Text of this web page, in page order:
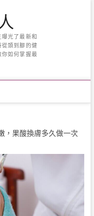
光了最新和
頭到腳的健
如何掌握最
，果酸換膚多久做一次